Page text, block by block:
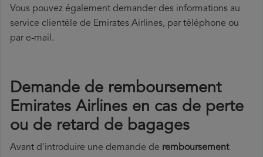
Vous pouvez également demander des informations au
service clientèle de Emirates Airlines, par téléphone ou
par e-mail.
Demande de remboursement
Emirates Airlines en cas de perte
ou de retard de bagages
Avant d'introduire une demande de remboursement